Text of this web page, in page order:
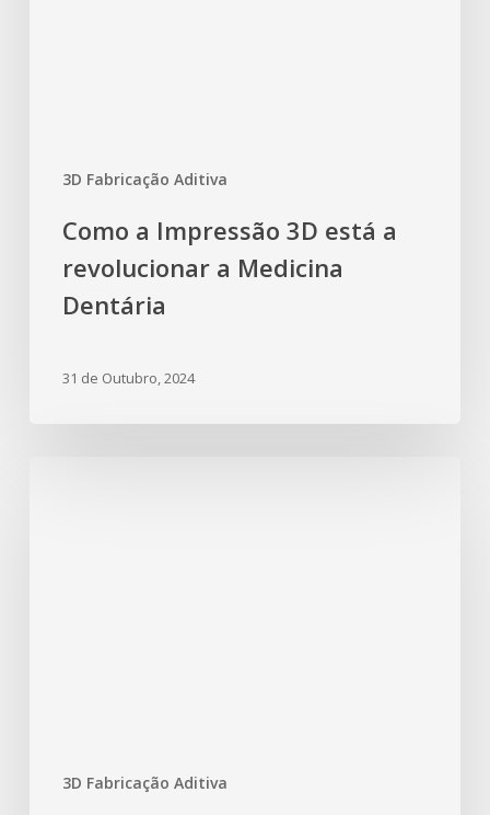
3D Fabricação Aditiva
Como a Impressão 3D está a
revolucionar a Medicina
Dentária
31 de Outubro, 2024
3D Fabricação Aditiva